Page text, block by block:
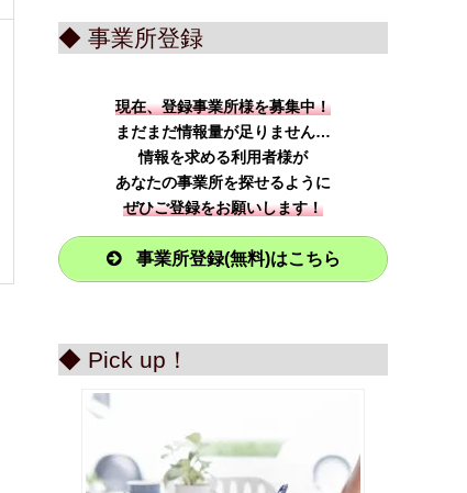
◆ 事業所登録
現在、登録事業所様を募集中！
まだまだ情報量が足りません…
情報を求める利用者様が
あなたの事業所を探せるように
ぜひご登録をお願いします！
事業所登録(無料)はこちら
◆ Pick up！